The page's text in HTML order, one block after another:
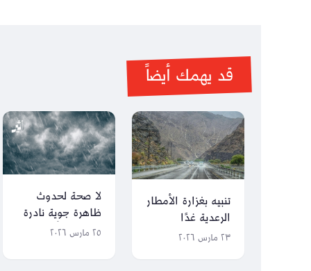
قد يهمك أيضاً
تنبيه بغزارة الأمطار
الرعدية غدًا
٢٣ مارس ٢٠٢٦
لا صحة لحدوث
ظاهرة جوية نادرة
مصحوبة بأمطار
٢٥ مارس ٢٠٢٦